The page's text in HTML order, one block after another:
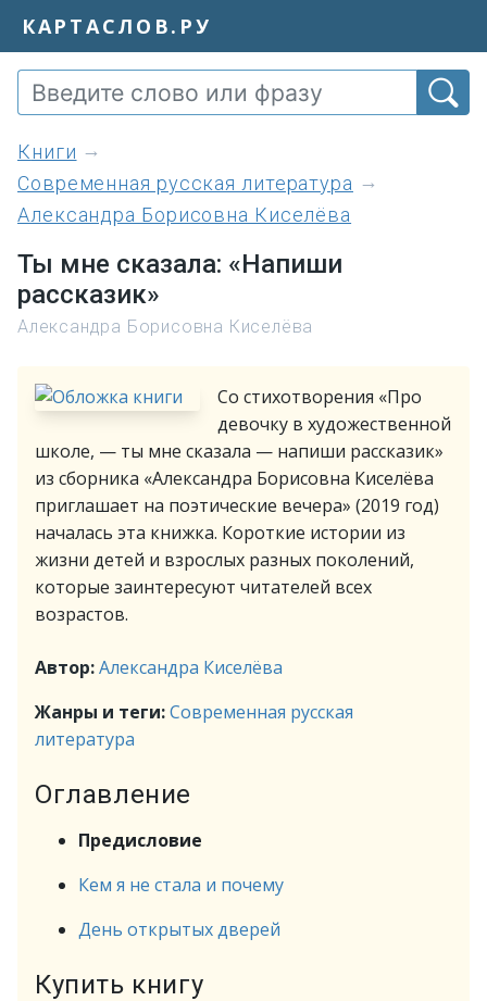
КАРТАСЛОВ.РУ
книги
Современная русская литература
Александра Борисовна Киселёва
Ты мне сказала: «Напиши
рассказик»
Александра Борисовна Киселёва
Со стихотворения «Про
девочку в художественной
школе, — ты мне сказала — напиши рассказик»
из сборника «Александра Борисовна Киселёва
приглашает на поэтические вечера» (2019 год)
началась эта книжка. Короткие истории из
жизни детей и взрослых разных поколений,
которые заинтересуют читателей всех
возрастов.
Автор:Александра Киселёва
Жанры и теги:Современная русская
литература
Оглавление
Предисловие
Кем я не стала и почему
День открытых дверей
Купить книгу